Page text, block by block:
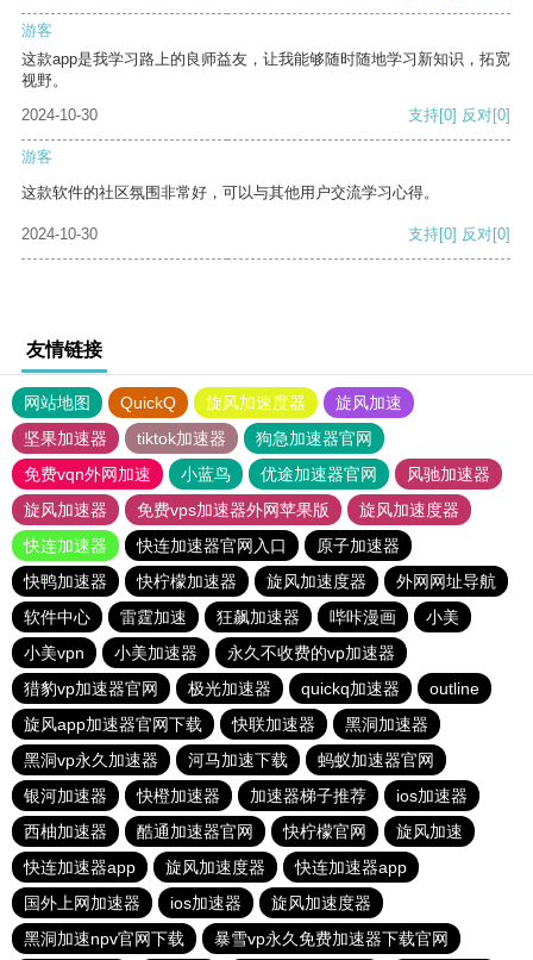
游客
这款app是我学习路上的良师益友，让我能够随时随地学习新知识，拓宽
视野。
2024-10-30
支持[0] 反对[0]
游客
这款软件的社区氛围非常好，可以与其他用户交流学习心得。
2024-10-30 支持[0] 反对[0]
友情链接
网站地图 QuickQ 旋风加速度器
旋风加速
坚果加速器
tiktok加速器
狗急加速器官网
免费vqn外网加速
小蓝鸟 优途加速器官网
风驰加速器
旋风加速器
免费vps加速器外网苹果版
旋风加速度器
快连加速器
快连加速器官网入口
原子加速器
快鸭加速器
快柠檬加速器 旋风加速度器
外网网址导航
软件中心
雷霆加速 狂飙加速器 哔咔漫画
小美
小美vpn
小美加速器
永久不收费的vp加速器
猎豹vp加速器官网
极光加速器 quickq加速器
outline
旋风app加速器官网下载
快联加速器
黑洞加速器
黑洞vp永久加速器
河马加速下载
蚂蚁加速器官网
银河加速器
快橙加速器 加速器梯子推荐
ios加速器
西柚加速器
酷通加速器官网 快柠檬官网
旋风加速
快连加速器app
旋风加速度器
快连加速器app
国外上网加速器
ios加速器
旋风加速度器
黑洞加速npv官网下载
暴雪vp永久免费加速器下载官网